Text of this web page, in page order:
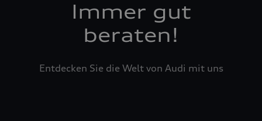
Immer gut
beraten!
Entdecken Sie die Welt von Audi mit uns